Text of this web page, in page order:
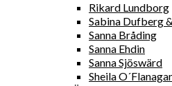
Rikard Lundborg
Sabina Dufberg
Sanna Bråding
Sanna Ehdin
Sanna Sjöswärd
Sheila